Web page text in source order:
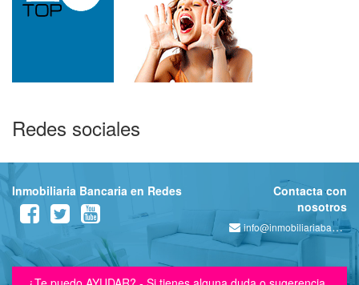
Redes sociales
Inmobiliaria Bancaria en Redes
Contacta con
nosotros
info@inmobiliariabancaria.com